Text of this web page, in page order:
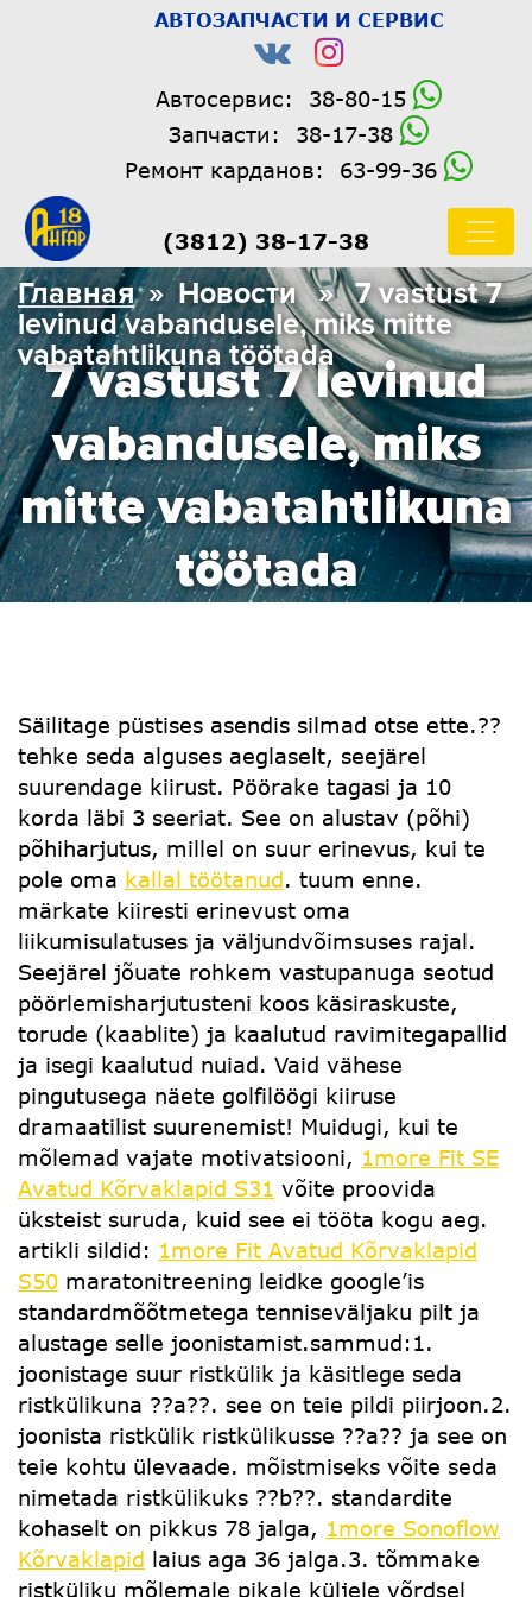
АВТОЗАПЧАСТИ И СЕРВИС
Автосервис:
38-80-15
Запчасти:
38-17-38
Ремонт карданов:
63-99-36
(3812) 38-17-38
7 vastust 7 levinud
vabandusele, miks
mitte vabatahtlikuna
töötada
Главная» Новости » 7 vastust 7
levinud vabandusele, miks mitte
vabatahtlikuna töötada
Säilitage püstises asendis silmad otse ette.??
tehke seda alguses aeglaselt, seejärel
suurendage kiirust. Pöörake tagasi ja 10
korda läbi 3 seeriat. See on alustav (põhi)
põhiharjutus, millel on suur erinevus, kui te
pole oma kallal töötanud. tuum enne.
märkate kiiresti erinevust oma
liikumisulatuses ja väljundvõimsuses rajal.
Seejärel jõuate rohkem vastupanuga seotud
pöörlemisharjutusteni koos käsiraskuste,
torude (kaablite) ja kaalutud ravimitegapallid
ja isegi kaalutud nuiad. Vaid vähese
pingutusega näete golfilöögi kiiruse
dramaatilist suurenemist! Muidugi, kui te
mõlemad vajate motivatsiooni, 1more Fit SE
Avatud Kõrvaklapid S31 võite proovida
üksteist suruda, kuid see ei tööta kogu aeg.
artikli sildid: 1more Fit Avatud Kõrvaklapid
S50 maratonitreening leidke google’is
standardmõõtmetega tenniseväljaku pilt ja
alustage selle joonistamist.sammud:1.
joonistage suur ristkülik ja käsitlege seda
ristkülikuna ??a??. see on teie pildi piirjoon.2.
joonista ristkülik ristkülikusse ??a?? ja see on
teie kohtu ülevaade. mõistmiseks võite seda
nimetada ristkülikuks ??b??. standardite
kohaselt on pikkus 78 jalga, 1more Sonoflow
Kõrvaklapid laius aga 36 jalga.3. tõmmake
ristküliku mõlemale pikale küljele võrdsel